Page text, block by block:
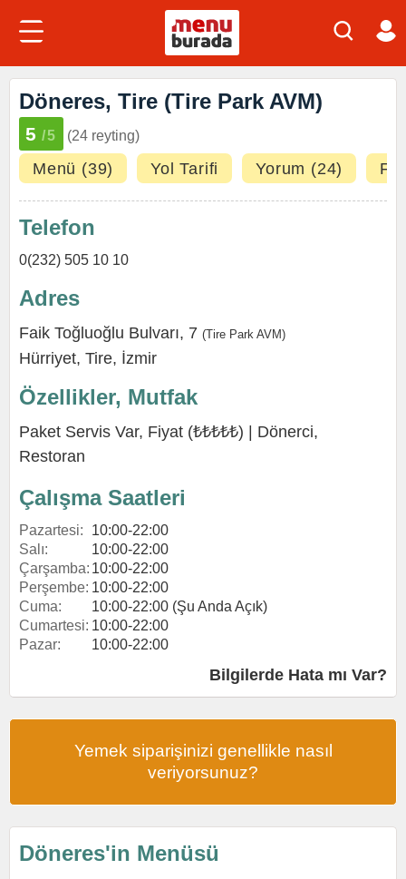
Döneres, Tire (Tire Park AVM)
5 /5 (24 reyting)
Menü (39) Yol Tarifi Yorum (24)
Telefon
0(232) 505 10 10
Adres
Faik Toğluoğlu Bulvarı, 7 (Tire Park AVM)
Hürriyet, Tire, İzmir
Özellikler, Mutfak
Paket Servis Var, Fiyat (₺₺₺₺₺) | Dönerci,
Restoran
Çalışma Saatleri
Pazartesi:
10:00-22:00
Salı:
10:00-22:00
Çarşamba: 10:00-22:00
Perşembe: 10:00-22:00
Cuma:
10:00-22:00 (Şu Anda Açık)
Cumartesi: 10:00-22:00
Pazar:
10:00-22:00
Bilgilerde Hata mı Var?
Yemek siparişinizi genellikle nasıl
veriyorsunuz?
Döneres'in Menüsü